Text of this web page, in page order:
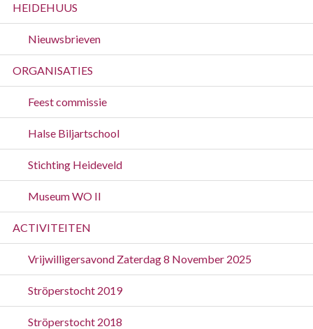
HEIDEHUUS
Nieuwsbrieven
ORGANISATIES
Feest commissie
Halse Biljartschool
Stichting Heideveld
Museum WO II
ACTIVITEITEN
Vrijwilligersavond Zaterdag 8 November 2025
Ströperstocht 2019
Ströperstocht 2018